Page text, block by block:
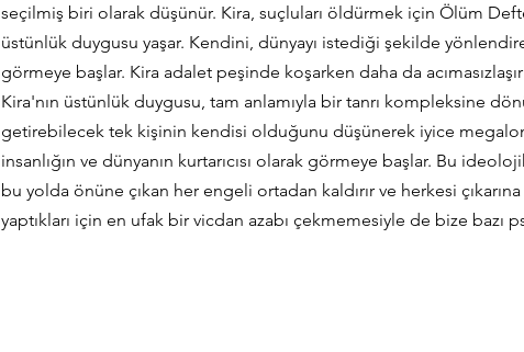
seçilmiş biri olarak düşünür. Kira, suçluları öldürmek için Ölüm
üstünlük duygusu yaşar. Kendini, dünyayı istediği şekilde
görmeye başlar. Kira adalet peşinde koşarken daha da
Kira'nın üstünlük duygusu, tam anlamıyla bir tanrı kompleksine
getirebilecek tek kişinin kendisi olduğunu düşünerek iyice
insanlığın ve dünyanın kurtarıcısı olarak görmeye başlar. Bu
bu yolda önüne çıkan her engeli ortadan kaldırır ve herkesi
yaptıkları için en ufak bir vicdan azabı çekmemesiyle de bize bazı